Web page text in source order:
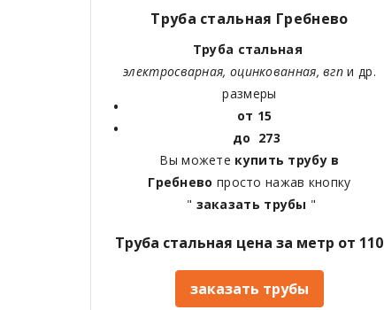
Труба стальная Гребнево
Труба стальная
электросварная, оцинкованная, вгпи др.
размеры
от 15
до 273
Вы можете купить трубу в
Гребнево просто нажав кнопку
" заказать трубы "
Труба стальная цена за метр от 110
заказать трубы